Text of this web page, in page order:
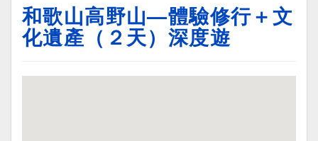
和歌山高野山—體驗修行＋文
化遺產（２天）深度遊